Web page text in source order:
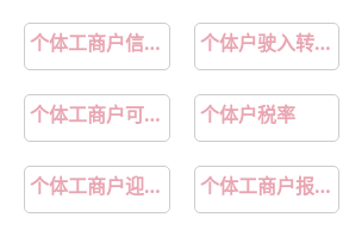
第31章： 第32章
第33章： 第34章
第35章： 第36章
个体工商户信息查询 个体户驶入转型快车道
个体工商户可以买职工社保吗 个体户税率
个体工商户迎来黄金期 个体工商户报税网上申报流程